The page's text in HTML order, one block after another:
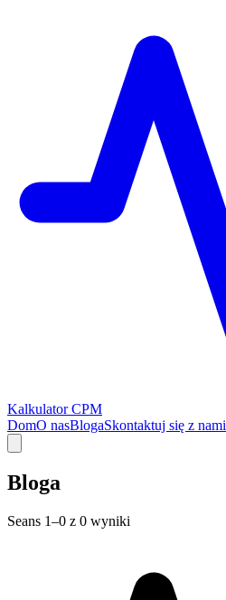
Kalkulator CPM
DomO nasBlogaSkontaktuj się z nami
Bloga
Seans 1–0 z 0 wyniki